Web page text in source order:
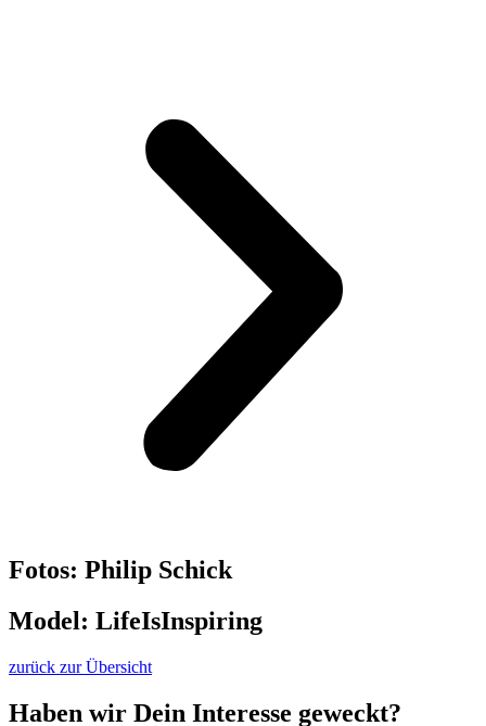
Fotos: Philip Schick
Model: LifeIsInspiring
zurück zur Übersicht
Haben wir Dein Interesse geweckt?